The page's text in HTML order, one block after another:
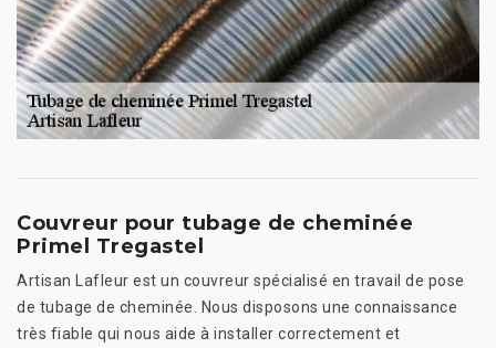
Couvreur pour tubage de cheminée
Primel Tregastel
Artisan Lafleur est un couvreur spécialisé en travail de pose
de tubage de cheminée. Nous disposons une connaissance
très fiable qui nous aide à installer correctement et